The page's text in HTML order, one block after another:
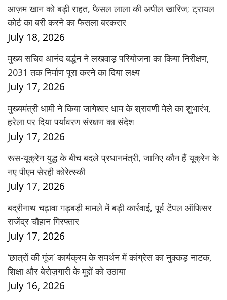
आज़म खान को बड़ी राहत, फैसल लाला की अपील खारिज; ट्रायल
कोर्ट का बरी करने का फैसला बरकरार
July 18, 2026
मुख्य सचिव आनंद बर्द्धन ने लखवाड़ परियोजना का किया निरीक्षण,
2031 तक निर्माण पूरा करने का दिया लक्ष्य
July 17, 2026
मुख्यमंत्री धामी ने किया जागेश्वर धाम के श्रावणी मेले का शुभारंभ,
हरेला पर दिया पर्यावरण संरक्षण का संदेश
July 17, 2026
रूस-यूक्रेन युद्ध के बीच बदले प्रधानमंत्री, जानिए कौन हैं यूक्रेन के
नए पीएम सेरही कोरेत्स्की
July 17, 2026
बद्रीनाथ चढ़ावा गड़बड़ी मामले में बड़ी कार्रवाई, पूर्व टेंपल ऑफिसर
राजेंद्र चौहान गिरफ्तार
July 17, 2026
‘छात्रों की गूंज’ कार्यक्रम के समर्थन में कांग्रेस का नुक्कड़ नाटक,
शिक्षा और बेरोज़गारी के मुद्दों को उठाया
July 16, 2026